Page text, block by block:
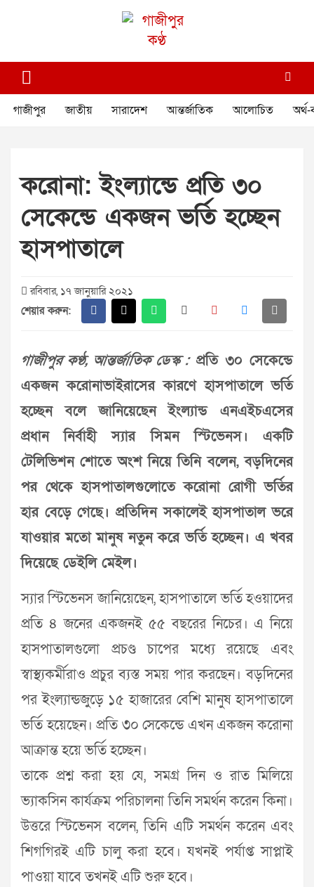
গাজীপুর কণ্ঠ
গাজীপুর জাতীয় সারাদেশ আন্তর্জাতিক আলোচিত অর্থ-
করোনা: ইংল্যান্ডে প্রতি ৩০
সেকেন্ডে একজন ভর্তি হচ্ছেন
হাসপাতালে
রবিবার, ১৭ জানুয়ারি ২০২১
শেয়ার করুন:
গাজীপুর কণ্ঠ, আন্তর্জাতিক ডেস্ক :প্রতি ৩০ সেকেন্ডে
একজন করোনাভাইরাসের কারণে হাসপাতালে ভর্তি
হচ্ছেন বলে জানিয়েছেন ইংল্যান্ড এনএইচএসের
প্রধান নির্বাহী স্যার সিমন স্টিভেনস। একটি
টেলিভিশন শোতে অংশ নিয়ে তিনি বলেন, বড়দিনের
পর থেকে হাসপাতালগুলোতে করোনা রোগী ভর্তির
হার বেড়ে গেছে। প্রতিদিন সকালেই হাসপাতাল ভরে
যাওয়ার মতো মানুষ নতুন করে ভর্তি হচ্ছেন। এ খবর
দিয়েছে ডেইলি মেইল।
স্যার স্টিভেনস জানিয়েছেন, হাসপাতালে ভর্তি হওয়াদের
প্রতি ৪ জনের একজনই ৫৫ বছরের নিচের। এ নিয়ে
হাসপাতালগুলো প্রচণ্ড চাপের মধ্যে রয়েছে এবং
স্বাস্থ্যকর্মীরাও প্রচুর ব্যস্ত সময় পার করছেন। বড়দিনের
পর ইংল্যান্ডজুড়ে ১৫ হাজারের বেশি মানুষ হাসপাতালে
ভর্তি হয়েছেন। প্রতি ৩০ সেকেন্ডে এখন একজন করোনা
আক্রান্ত হয়ে ভর্তি হচ্ছেন।
তাকে প্রশ্ন করা হয় যে, সমগ্র দিন ও রাত মিলিয়ে
ভ্যাকসিন কার্যক্রম পরিচালনা তিনি সমর্থন করেন কিনা।
উত্তরে স্টিভেনস বলেন, তিনি এটি সমর্থন করেন এবং
শিগগিরই এটি চালু করা হবে। যখনই পর্যাপ্ত সাপ্লাই
পাওয়া যাবে তখনই এটি শুরু হবে।